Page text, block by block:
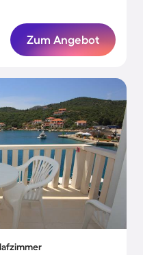
Zum Angebot